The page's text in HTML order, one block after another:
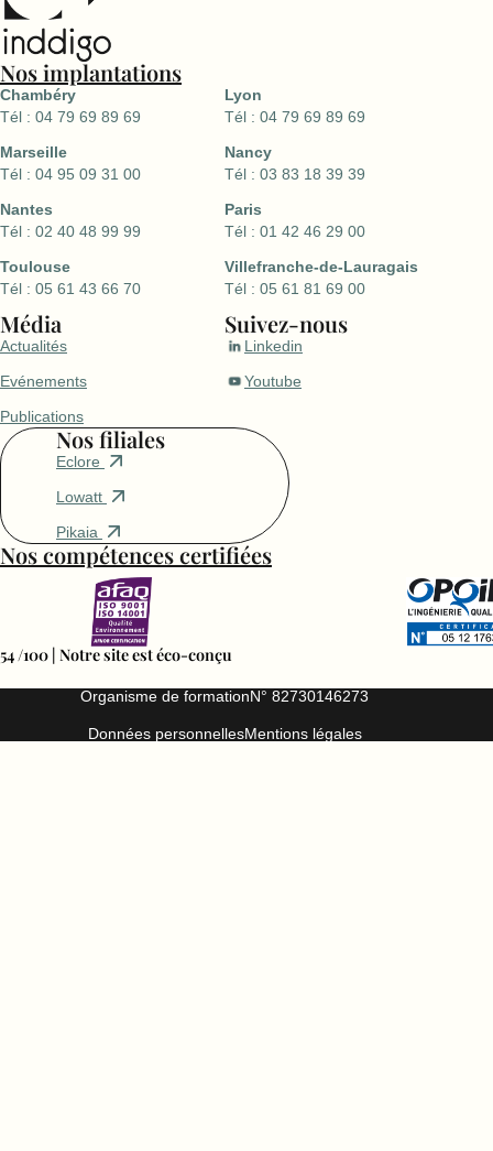
Nos implantations
Chambéry
Tél : 04 79 69 89 69
Lyon
Tél : 04 79 69 89 69
Marseille
Tél : 04 95 09 31 00
Nancy
Tél : 03 83 18 39 39
Nantes
Tél : 02 40 48 99 99
Paris
Tél : 01 42 46 29 00
Toulouse
Tél : 05 61 43 66 70
Villefranche-de-Lauragais
Tél : 05 61 81 69 00
Média
Actualités
Evénements
Publications
Suivez-nous
Linkedin
Youtube
Nos filiales
Eclore
Lowatt
Pikaia
Nos compétences certifiées
54 /100 | Notre site est éco-conçu
Organisme de formationN° 82730146273
Données personnellesMentions légales